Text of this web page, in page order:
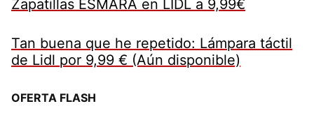
Zapatillas ESMARA en LIDL a 9,99€
Tan buena que he repetido: Lámpara táctil
de Lidl por 9,99 € (Aún disponible)
OFERTA FLASH